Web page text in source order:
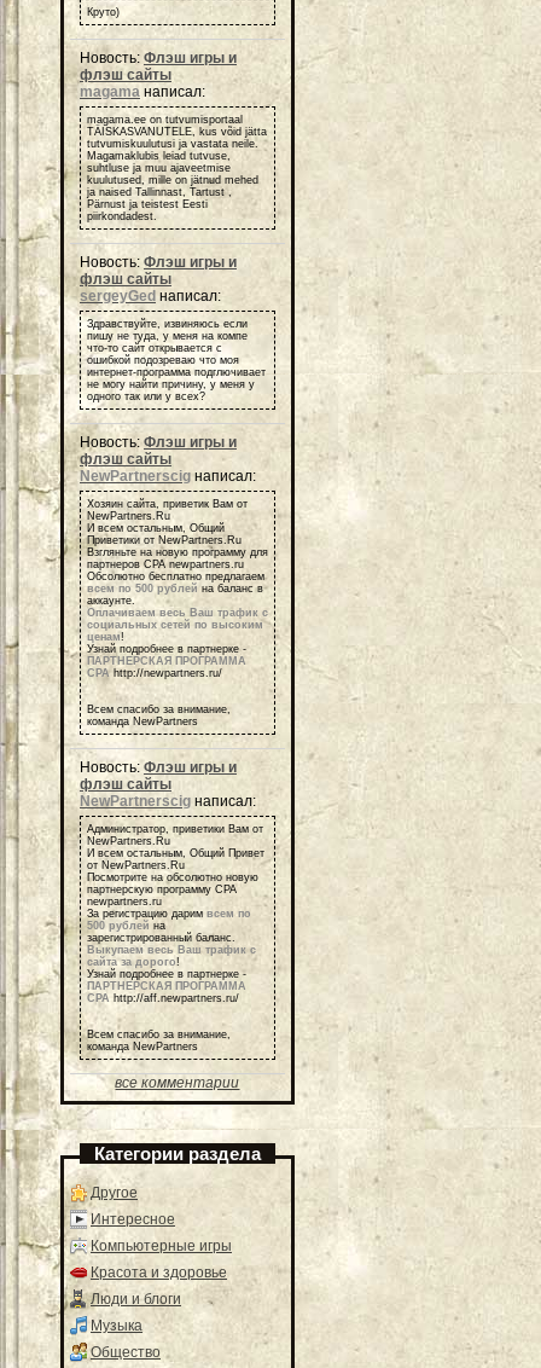
Круто)
Новость: Флэш игры и
флэш сайты
magama написал:
magama.ee on tutvumisportaal
TÄISKASVANUTELE, kus võid jätta
tutvumiskuulutusi ja vastata neile.
Magamaklubis leiad tutvuse,
suhtluse ja muu ajaveetmise
kuulutused, mille on jätnud mehed
ja naised Tallinnast, Tartust ,
Pärnust ja teistest Eesti
piirkondadest.
Новость: Флэш игры и
флэш сайты
sergeyGed написал:
Здравствуйте, извиняюсь если
пишу не туда, у меня на компе
что-то сайт открывается с
ошибкой подозреваю что моя
интернет-программа подглючивает
не могу найти причину, у меня у
одного так или у всех?
Новость: Флэш игры и
флэш сайты
NewPartnerscig написал:
Хозяин сайта, приветик Вам от
NewPartners.Ru
И всем остальным, Общий
Приветики от NewPartners.Ru
Взгляньте на новую программу для
партнеров СРА newpartners.ru
Обсолютно бесплатно предлагаем
всем по 500 рублей на баланс в
аккаунте.
Оплачиваем весь Ваш трафик с
социальных сетей по высоким
ценам!
Узнай подробнее в партнерке -
ПАРТНЕРСКАЯ ПРОГРАММА
СРА http://newpartners.ru/
Всем спасибо за внимание,
команда NewPartners
Новость: Флэш игры и
флэш сайты
NewPartnerscig написал:
Администратор, приветики Вам от
NewPartners.Ru
И всем остальным, Общий Привет
от NewPartners.Ru
Посмотрите на обсолютно новую
партнерскую программу СРА
newpartners.ru
За регистрацию дарим всем по
500 рублей на
зарегистрированный баланс.
Выкупаем весь Ваш трафик с
сайта за дорого!
Узнай подробнее в партнерке -
ПАРТНЕРСКАЯ ПРОГРАММА
СРА http://aff.newpartners.ru/
Всем спасибо за внимание,
команда NewPartners
все комментарии
Категории раздела
Другое
Интересное
Компьютерные игры
Красота и здоровье
Люди и блоги
Музыка
Общество